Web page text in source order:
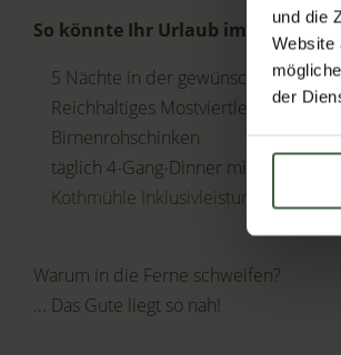
und die
Website
der
So könnte Ihr Urlaub im
5 Nächte in der gewünschten
Reichhaltiges Mostviertler Bio-
Birnenrohschinken
täglich 4-Gang-Dinner mit Salat- und
Kothmühle Inklusivleistungen
Warum in die Ferne schweifen?
... Das Gute liegt so nah!